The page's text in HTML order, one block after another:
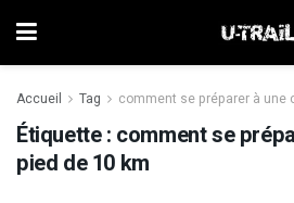
Accueil Tag comment se préparer à une
Étiquette : comment se
pied de 10 km